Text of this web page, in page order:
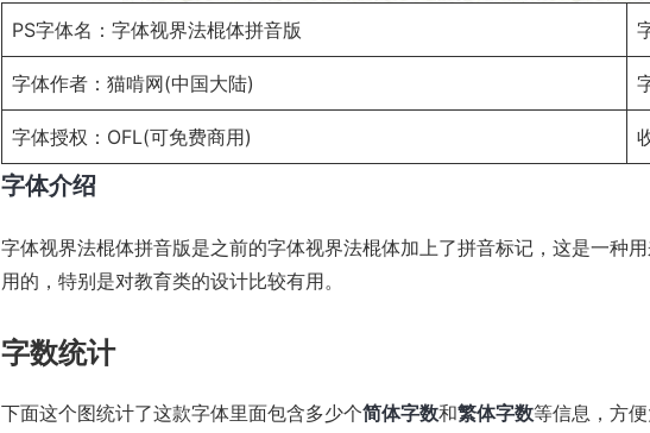
PS字体名：字体视界法棍体拼音版
字体作者：猫啃网(中国大陆)
字体授权： OFL(可免费商用)
字体介绍
字体视界法棍体拼音版是之前的字体视界法棍体加上了拼音标记，这是一种
用的，特别是对教育类的设计比较有用。
字数统计
下面这个图统计了这款字体里面包含多少个简体字数和繁体字数等信息，方